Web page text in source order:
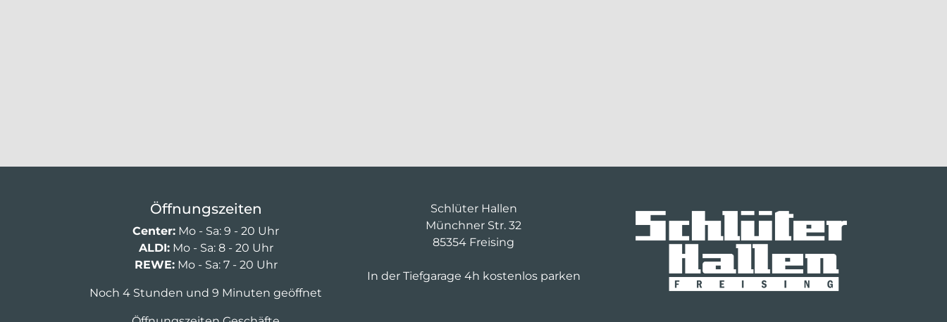
Öffnungszeiten
Center: Mo - Sa: 9 - 20 Uhr
ALDI:Mo - Sa: 8 - 20 Uhr
REWE:Mo - Sa: 7 - 20 Uhr
Noch 4 Stunden und 9 Minuten geöffnet
Schlüter Hallen
Münchner Str. 32
85354 Freising
In der Tiefgarage 4h kostenlos parken